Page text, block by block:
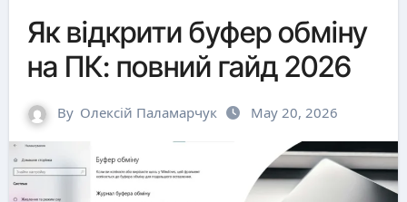
Як відкрити буфер обміну
на ПК: повний гайд 2026
By Олексій Паламарчук May 20, 2026